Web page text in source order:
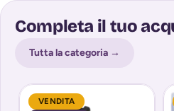
Completa il tuo
Tutta la categoria →
VENDITA